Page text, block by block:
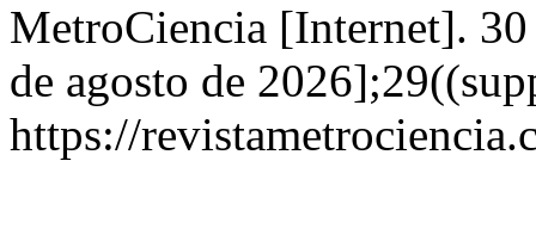
MetroCiencia [Internet].
de agosto de
https://